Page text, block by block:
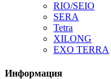
RIO/SEIO
SERA
Tetra
XILONG
EXO TERRA
Информация